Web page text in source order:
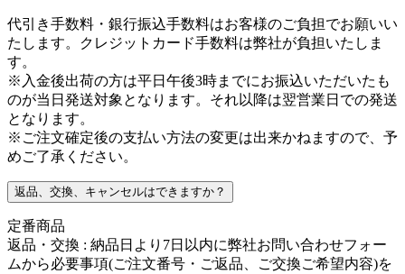
代引き手数料・銀行振込手数料はお客様のご負担でお願いい
たします。クレジットカード手数料は弊社が負担いたしま
す。
※入金後出荷の方は平日午後3時までにお振込いただいたも
のが当日発送対象となります。それ以降は翌営業日での発送
となります。
※ご注文確定後の支払い方法の変更は出来かねますので、予
めご了承ください。
返品、交換、キャンセルはできますか？
定番商品
返品・交換 : 納品日より7日以内に弊社お問い合わせフォー
ムから必要事項(ご注文番号・ご返品、ご交換ご希望内容)を